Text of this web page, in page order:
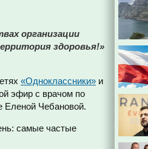
организации
здоровья!»
«Одноклассники» и
эфир с врачом по
Еленой Чебановой.
самые частые